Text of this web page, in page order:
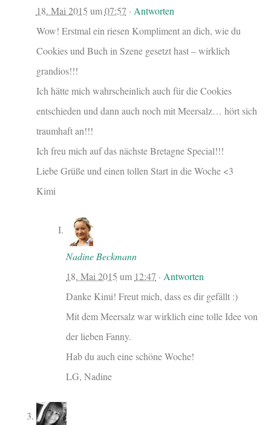
18. Mai 2015 um07:57 · Antworten
Wow! Erstmal ein riesen Kompliment an dich, wie du
Cookies und Buch in Szene gesetzt hast – wirklich
grandios!!!
Ich hätte mich wahrscheinlich auch für die Cookies
entschieden und dann auch noch mit Meersalz… hört sich
traumhaft an!!!
Ich freu mich auf das nächste Bretagne Special!!!
Liebe Grüße und einen tollen Start in die Woche <3
Kimi
Nadine Beckmann
18. Mai 2015 um 12:47 ·Antworten
Danke Kimi! Freut mich, dass es dir gefällt :)
Mit dem Meersalz war wirklich eine tolle Idee von
der lieben Fanny.
Hab du auch eine schöne Woche!
LG, Nadine